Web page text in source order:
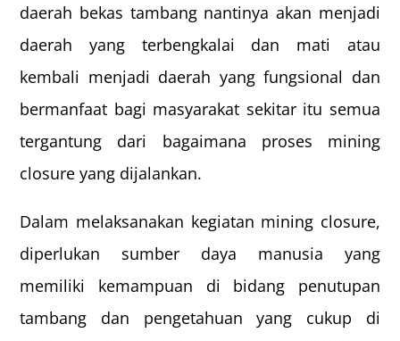
daerah bekas tambang nantinya akan menjadi
daerah yang terbengkalai dan mati atau
kembali menjadi daerah yang fungsional dan
bermanfaat bagi masyarakat sekitar itu semua
tergantung dari bagaimana proses mining
closure yang dijalankan.
Dalam melaksanakan kegiatan mining closure,
diperlukan sumber daya manusia yang
memiliki kemampuan di bidang penutupan
tambang dan pengetahuan yang cukup di